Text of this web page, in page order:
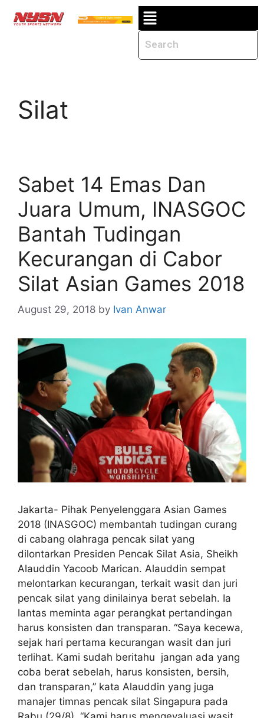
Silat
Sabet 14 Emas Dan
Juara Umum, INASGOC
Bantah Tudingan
Kecurangan di Cabor
Silat Asian Games 2018
August 29, 2018 by Ivan Anwar
Jakarta- Pihak Penyelenggara Asian Games
2018 (INASGOC) membantah tudingan curang
di cabang olahraga pencak silat yang
dilontarkan Presiden Pencak Silat Asia, Sheikh
Alauddin Yacoob Marican. Alauddin sempat
melontarkan kecurangan, terkait wasit dan juri
pencak silat yang dinilainya berat sebelah. Ia
lantas meminta agar perangkat pertandingan
harus konsisten dan transparan. “Saya kecewa,
sejak hari pertama kecurangan wasit dan juri
terlihat. Kami sudah beritahu jangan ada yang
coba berat sebelah, harus konsisten, bersih,
dan transparan,” kata Alauddin yang juga
manajer timnas pencak silat Singapura pada